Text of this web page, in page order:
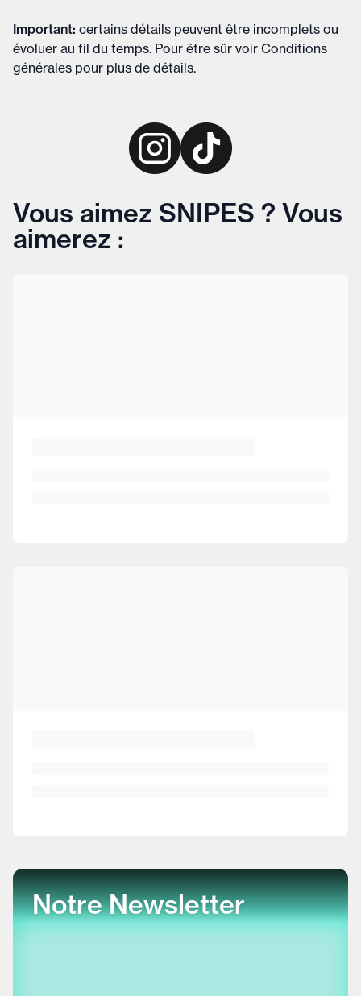
Important: certains détails peuvent être incomplets ou
évoluer au fil du temps. Pour être sûr voir Conditions
générales pour plus de détails.
Vous aimez SNIPES ? Vous
aimerez :
Notre Newsletter